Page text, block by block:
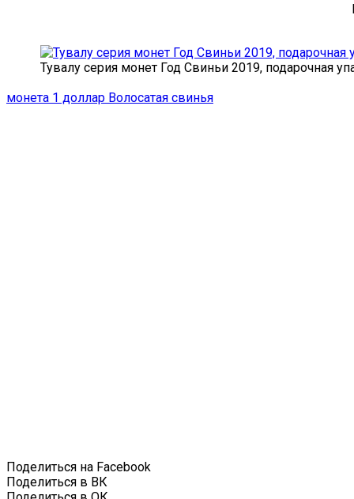
Тувалу серия монет Год Свиньи 2019, подарочная
монета 1 доллар Волосатая свинья
Поделиться на Facebook
Поделиться в ВК